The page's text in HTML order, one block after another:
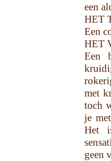
een
HET
Een
HET
Een
met
toch
je
Het
geen